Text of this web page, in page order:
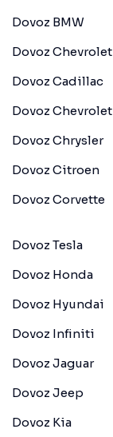
Dovoz BMW
Dovoz Chevrolet
Dovoz Cadillac
Dovoz Chevrolet
Dovoz Chrysler
Dovoz Citroen
Dovoz Corvette
Dovoz Tesla
Dovoz Honda
Dovoz Hyundai
Dovoz Infiniti
Dovoz Jaguar
Dovoz Jeep
Dovoz Kia